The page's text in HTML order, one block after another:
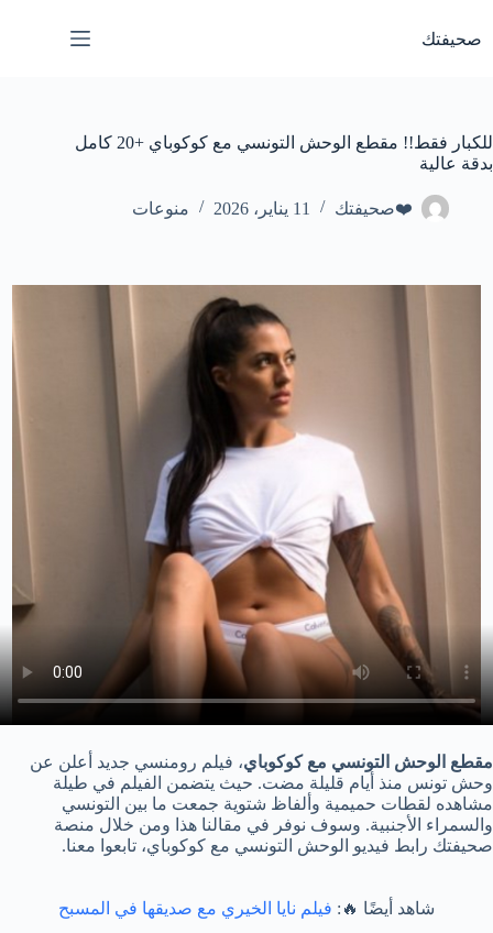
المحتوى
صحيفتك
للكبار فقط!! مقطع الوحش التونسي مع كوكوباي +20 كامل
بدقة عالية
❤️صحيفتك 11 يناير، 2026 منوعات
مقطع الوحش التونسي مع كوكوباي، فيلم رومنسي جديد أعلن عن
وحش تونس منذ أيام قليلة مضت. حيث يتضمن الفيلم في طيلة
مشاهده لقطات حميمية وألفاظ شتوية جمعت ما بين التونسي
والسمراء الأجنبية. وسوف نوفر في مقالنا هذا ومن خلال منصة
صحيفتك رابط فيديو الوحش التونسي مع كوكوباي، تابعوا معنا.
شاهد أيضًا 🔥: فيلم نايا الخيري مع صديقها في المسبح